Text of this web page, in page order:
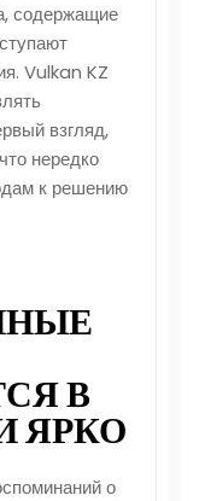
содержащие
Vulkan KZ
взгляд,
нередко
к решению
В
ЯРКО
о